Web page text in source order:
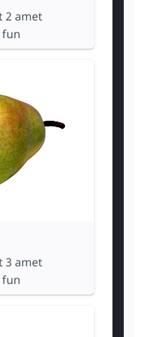
2 amet
fun
3 amet
fun